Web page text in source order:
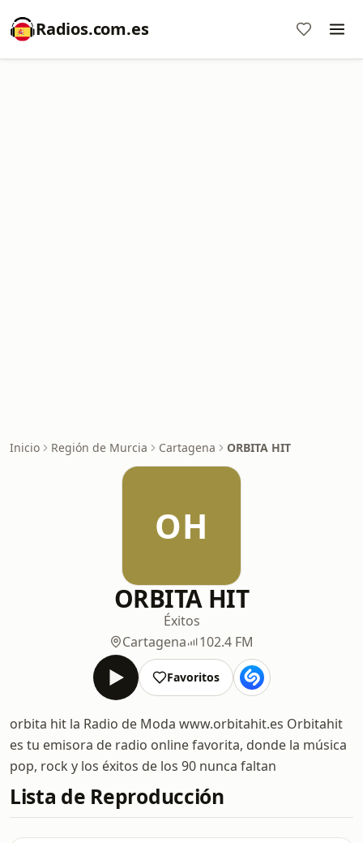
Radios.com.es
Inicio Región de Murcia Cartagena ORBITA HIT
OH
ORBITA HIT
Éxitos
Cartagena
102.4 FM
Favoritos
orbita hit la Radio de Moda www.orbitahit.es Orbitahit
es tu emisora de radio online favorita, donde la música
pop, rock y los éxitos de los 90 nunca faltan
Lista de Reproducción